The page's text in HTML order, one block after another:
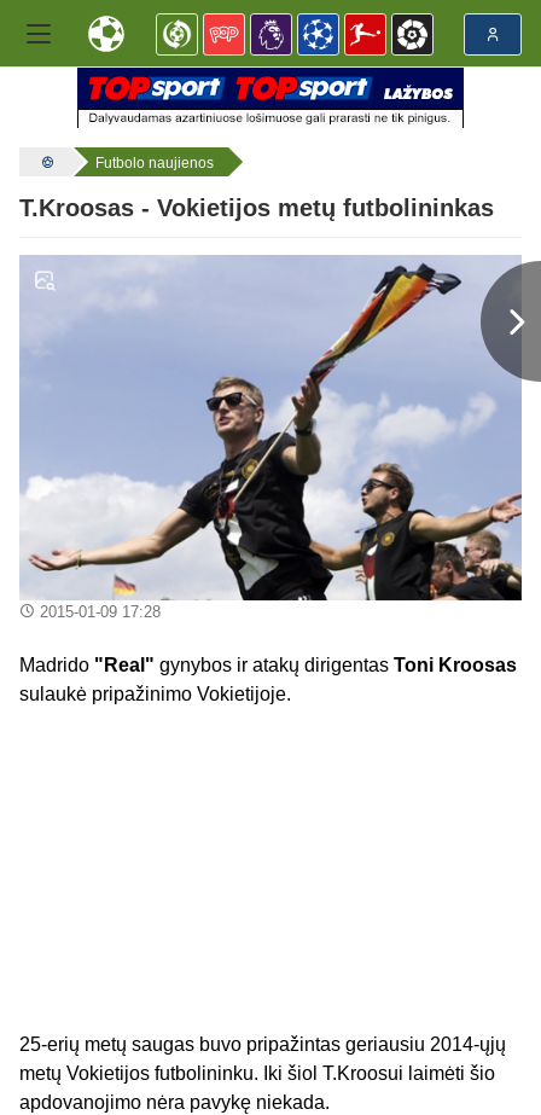
Futbolo naujienos
T.Kroosas - Vokietijos metų futbolininkas
2015-01-09 17:28
Madrido "Real" gynybos ir atakų dirigentas Toni Kroosas
sulaukė pripažinimo Vokietijoje.
25-erių metų saugas buvo pripažintas geriausiu 2014-ųjų
metų Vokietijos futbolininku. Iki šiol T.Kroosui laimėti šio
apdovanojimo nėra pavykę niekada.